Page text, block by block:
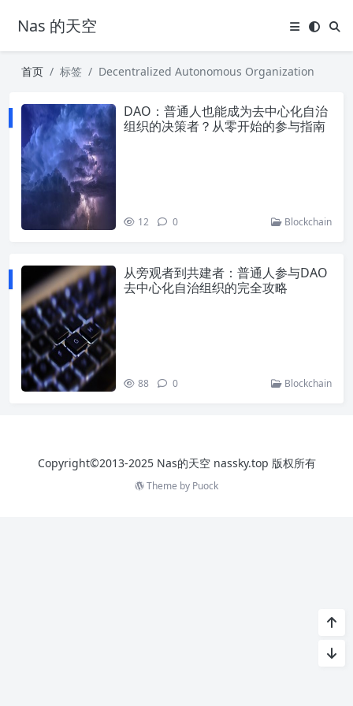
Nas 的天空
首页 标签 Decentralized Autonomous Organization
DAO：普通人也能成为去中心化自治
组织的决策者？从零开始的参与指南
12 0 Blockchain
从旁观者到共建者：普通人参与DAO
去中心化自治组织的完全攻略
88 0 Blockchain
Copyright©2013-2025 Nas的天空 nassky.top 版权所有
Theme by Puock